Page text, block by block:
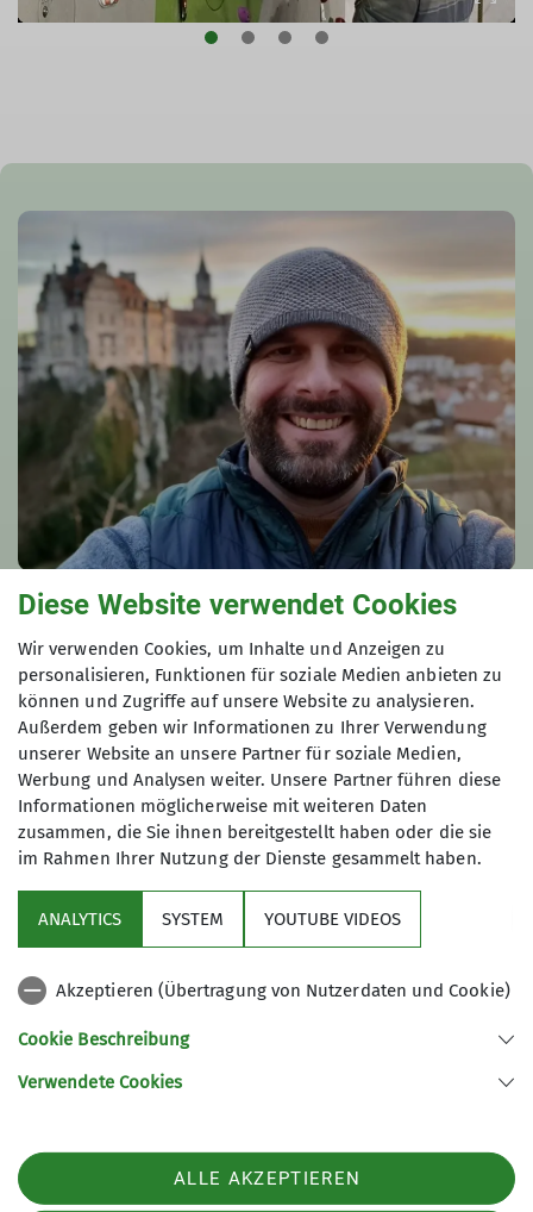
Familiengruppe | Webmaster | Beisitzer
christoph.griesser@dav-
sigmaringen.de
Sektion
Programm
Sektion Sigmaringen des Deutschen Alpenvereins e.V.
Lindenstraße 25
88637 Leibertingen
Diese Website verwendet Cookies
Wir verwenden Cookies, um Inhalte und Anzeigen zu
personalisieren, Funktionen für soziale Medien anbieten zu
können und Zugriffe auf unsere Website zu analysieren.
Außerdem geben wir Informationen zu Ihrer Verwendung
unserer Website an unsere Partner für soziale Medien,
Werbung und Analysen weiter. Unsere Partner führen diese
Informationen möglicherweise mit weiteren Daten
zusammen, die Sie ihnen bereitgestellt haben oder die sie
im Rahmen Ihrer Nutzung der Dienste gesammelt haben.
ANALYTICS SYSTEM YOUTUBE VIDEOS
Akzeptieren (Übertragung von Nutzerdaten und Cookie)
Cookie Beschreibung
Verwendete Cookies
ALLE AKZEPTIEREN